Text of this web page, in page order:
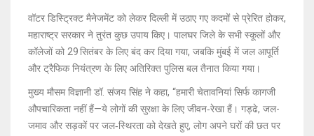
वॉटर डिस्ट्रिक्ट मैनेजमेंट को लेकर दिल्ली में उठाए गए कदमों से प्रेरित होकर,
महाराष्ट्र सरकार ने तुरंत कुछ उपाय किए। पालघर जिले के सभी स्कूलों और
कॉलेजों को 29 सितंबर के लिए बंद कर दिया गया, जबकि मुंबई में जल आपूर्ति
और ट्रैफिक नियंत्रण के लिए अतिरिक्त पुलिस बल तैनात किया गया।
मुख्य मौसम विज्ञानी डॉ. संजय सिंह ने कहा, “हमारी चेतावनियां सिर्फ कागजी
औपचारिकता नहीं हैं—ये लोगों की सुरक्षा के लिए जीवन‑रेखा हैं। गड्ढे, जल-
जमाव और सड़कों पर जल‑स्थिरता को देखते हुए, लोग अपने घरों की छत पर